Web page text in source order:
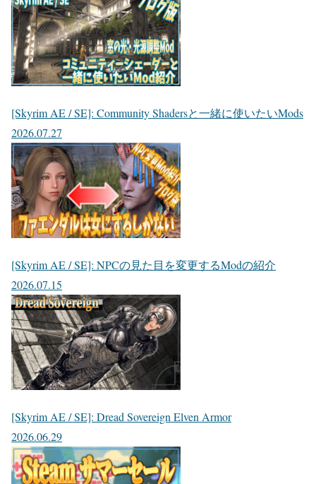
[Skyrim AE / SE]: Community Shadersと一緒に使いたいMods
2026.07.27
[Skyrim AE / SE]: NPCの見た目を変更するModの紹介
2026.07.15
[Skyrim AE / SE]: Dread Sovereign Elven Armor
2026.06.29